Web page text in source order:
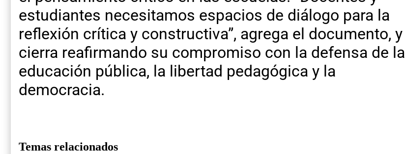
estudiantes necesitamos espacios de diálogo para la
reflexión crítica y constructiva”, agrega el documento, y
cierra reafirmando su compromiso con la defensa de la
educación pública, la libertad pedagógica y la
democracia.
Temas relacionados